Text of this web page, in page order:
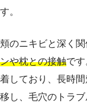
す。
頬のニキビと深く
ンや枕との接触で
着しており、長時
移し、毛穴のトラブ